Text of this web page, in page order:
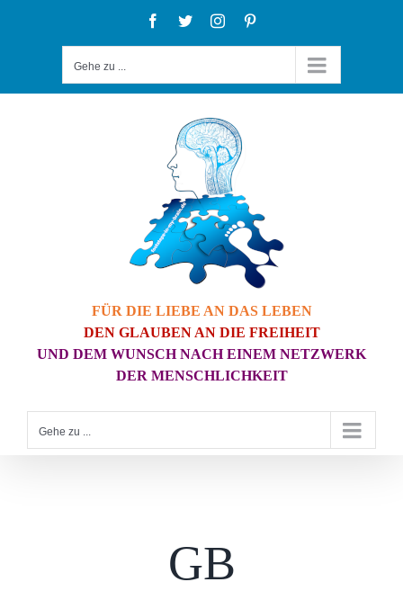
Facebook
TwitterInstagram
Gehe zu ...
FÜR DIE LIEBE AN DAS LEBEN
DEN GLAUBEN AN DIE FREIHEIT
UND DEM WUNSCH NACH EINEM NETZWERK
DER MENSCHLICHKEIT
Gehe zu ...
GB